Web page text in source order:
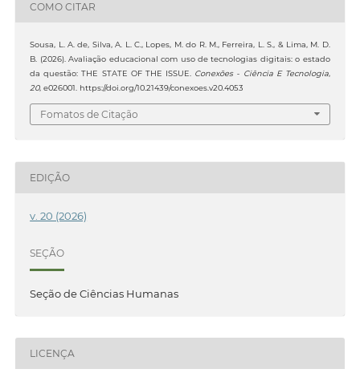
COMO CITAR
Sousa, L. A. de, Silva, A. L. C., Lopes, M. do R. M., Ferreira, L. S., & Lima, M. D.
B. (2026). Avaliação educacional com uso de tecnologias digitais: o estado
da questão: THE STATE OF THE ISSUE. Conexões - Ciência E Tecnologia,
20, e026001. https://doi.org/10.21439/conexoes.v20.4053
Fomatos de Citação
EDIÇÃO
v. 20 (2026)
SEÇÃO
Seção de Ciências Humanas
LICENÇA